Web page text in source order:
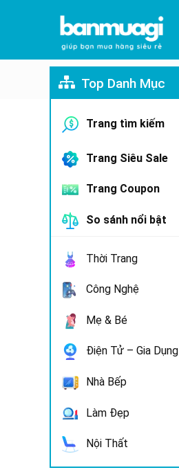
Top Danh Mục
Trang tìm kiếm
Trang Siêu Sale
Trang Coupon
So sánh nổi bật
Thời Trang
Công Nghệ
Mẹ & Bé
Điện Tử – Gia Dụng
Nhà Bếp
Làm Đẹp
Nội Thất